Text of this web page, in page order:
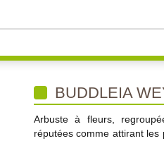
BUDDLEIA
Arbuste à fleurs,
réputées comme attirant